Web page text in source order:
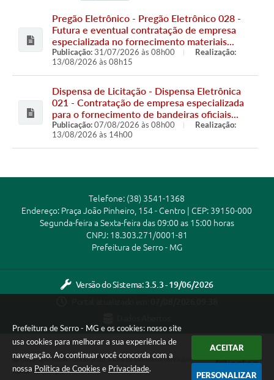
Prefeitura de Serro - MG e os cookies: nosso site
usa cookies para melhorar a sua experiência de
navegação. Ao continuar você concorda com a
nossa Política de Cookies e Privacidade.
ACEITAR
PERSONALIZAR
Pregão Eletrônico - Pregão Eletrônico 028 -
Futura e eventual contratação de empresa
especializada no fornecimento materiais...
Publicação: 31/07/2026 às 08h00
Realização:
13/08/2026 às 08h15
Dispensa de Licitação - Dispensa Eletrônica
021 - Contratação de empresa especializada
para o fornecimento de bandeiras oficiais...
Publicação:07/08/2026 às 08h00
Realização:
13/08/2026 às 14h00
Contratação de pessoa jurídica para
Publicação:04/08/2026 às 08h00
Realização:
18/08/2026 às 08h15
Concorrência Eletrônica - Concorrência
engenharia para...
Publicação:31/07/2026 às 08h00
Realização:
Pregão Eletrônico - Pregão Eletrônico 030-
Contratação de pessoa jurídica especializada
em fornecimento de academias ao ar livre...
Publicação:07/08/2026 às 07h08
Realização:
20/08/2026 às 08h15
Telefone: (38) 3541-1368
Endereço: Praça João Pinheiro, 154 - Centro | CEP: 39150-000
Segunda-feira a Sexta-feira das 09:00 as 15:00 horas
CNPJ: 18.303.271/0001-81
Prefeitura de Serro - MG
Versão do Sistema:3.5.3 - 19/06/2026
Copyright Instar - 2006-2026. Todos os direitos reservados -
Instar Tecnologia